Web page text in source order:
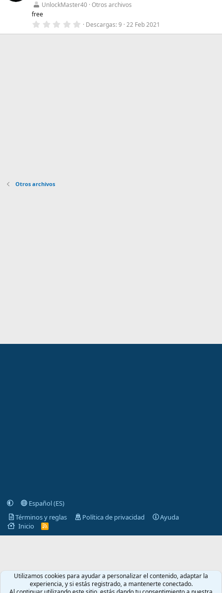
t
l
UnlockMaster40 Otros archivos
free
0
0
Descargas 9 22 Feb 2021
Otros archivos
Español (ES)
Términos y reglas
Política de privacidad
Ayuda
Inicio
R
S
Utilizamos cookies para ayudar a personalizar el contenido, adaptar la
experiencia, y si estás registrado, a mantenerte conectado.